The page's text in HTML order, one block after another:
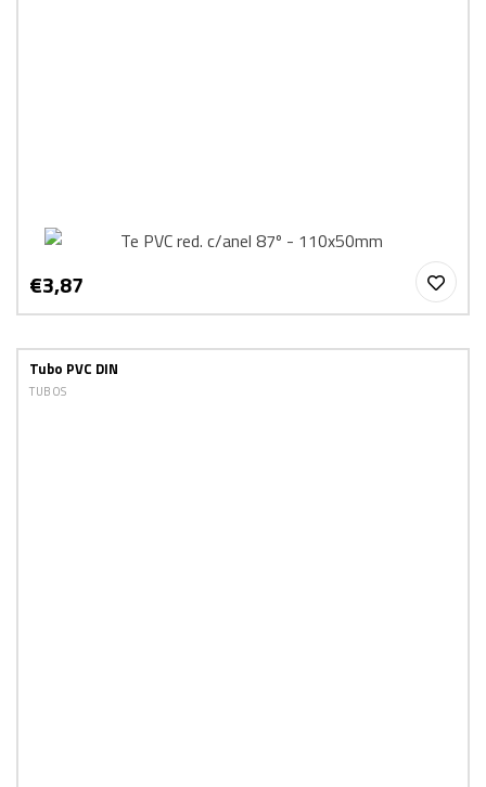
€3,87
Tubo PVC DIN
TUBOS